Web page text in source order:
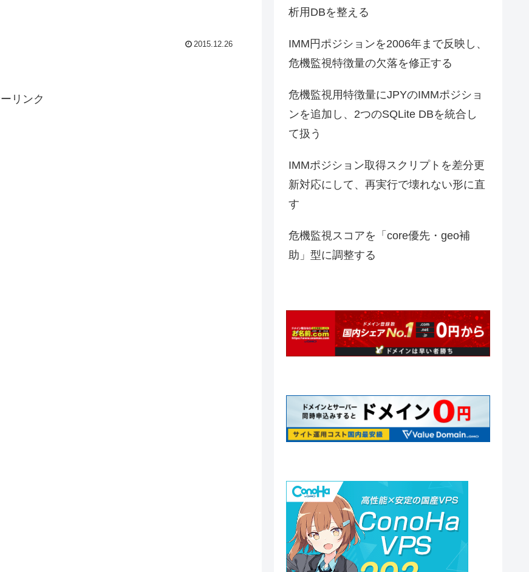
2015.12.26
リンク
析用DBを整える
IMM円ポジションを2006年まで反映し、
危機監視特徴量の欠落を修正する
危機監視用特徴量にJPYのIMMポジショ
ンを追加し、2つのSQLite DBを統合し
て扱う
IMMポジション取得スクリプトを差分更
新対応にして、再実行で壊れない形に直
す
危機監視スコアを「core優先・geo補
助」型に調整する